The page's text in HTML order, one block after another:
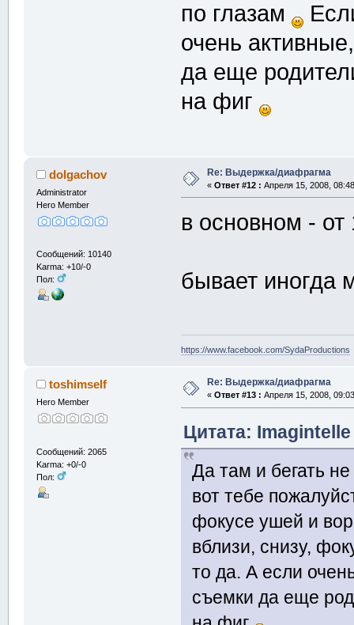
по глазам
очень
да еще
на фиг
dolgachov
Administrator
Hero Member
Сообщений: 10140
Karma: +10/-0
Пол:
Re: Выдержка/диафрагма
« Ответ #12 : Апреля 15, 2008,
в основном - от
бывает иногда
https://www.facebook.com/SydaProductions
toshimself
Hero Member
Сообщений: 2065
Karma: +0/-0
Пол:
Re: Выдержка/диафрагма
« Ответ #13 : Апреля 15, 2008,
Цитата:
Да там и бегать
вот тебе
фокусе ушей и
вблизи, снизу,
то да. А если
съемки да еще